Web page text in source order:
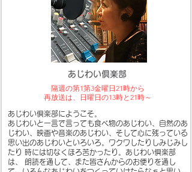
あじわい倶楽部
隔週の第1第3金曜日21時から
再放送は、日曜日の13時と21時～
あじわい倶楽部にようこそ。
あじわいと一言で言っても食べ物のあじわい、自然のあ
じわい、映画や音楽のあじわい、そして心に残っている
思い出のあじわいといろいろ。ワクワしたりしみじみし
たり 時には切なくほろ苦かったり。あじわい倶楽部
は、 朗読を通して、また皆さんからのお便りを通し